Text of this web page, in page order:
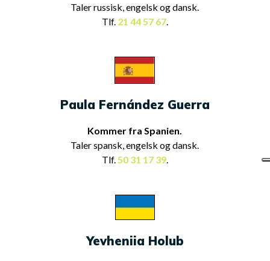
Taler russisk, engelsk og dansk.
Tlf. 21 44 57 67.
Paula Fernández Guerra
Kommer fra Spanien.
Taler spansk, engelsk og dansk.
Tlf.50 31 17 39.
Yevheniia Holub